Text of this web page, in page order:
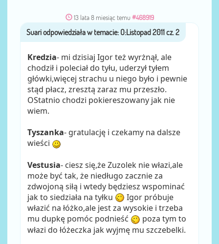
13 lata 8 miesiąc temu #468919
przezSuari
Kredzia- mi dzisiaj Igor też wyrżnął, ale
chodził i poleciał do tyłu, uderzył tyłem
główki,więcej strachu u niego było i pewnie
stąd płacz, zresztą zaraz mu przeszło.
OStatnio chodzi pokiereszowany jak nie
wiem.
Tyszanka- gratulację i czekamy na dalsze
wieści
Vestusia- ciesz się,że Zuzolek nie włazi,ale
może być tak, że niedługo zacznie za
zdwojoną siłą i wtedy będziesz wspominać
jak to siedziała na tyłku
Igor próbuje
włazić na łóżko,ale jest za wysokie i trzeba
mu dupkę pomóc podnieść
poza tym to
włazi do łóżeczka jak wyjmę mu szczebelki.